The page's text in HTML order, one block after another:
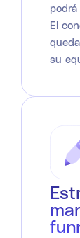
El
su